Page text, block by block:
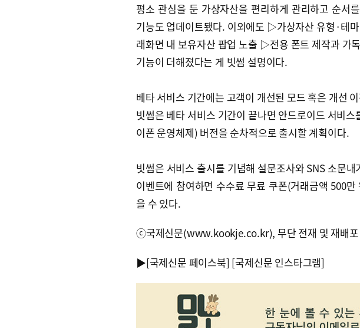
평소 관심을 둔 가상자산을 편리하게 관리하고 순서
기능도 업데이트됐다. 이외에도 ▷가상자산 유형·테
래화면 내 보유자산 팝업 노출 ▷전용 폰트 제작과 가
기능이 더해졌다는 게 빗썸 설명이다.
베타 서비스 기간에는 고객이 개선된 모드 혹은 개선
빗썸은 베타 서비스 기간이 끝나면 안드로이드 서비
이폰 운영체제) 버전을 순차적으로 출시할 계획이다.
빗썸은 서비스 출시를 기념해 설문조사와 SNS 소문
이벤트에 참여하면 수수료 무료 쿠폰(거래금액 500
을 수 있다.
ⓒ국제신문(www.kookje.co.kr), 무단 전재 및 재배포
▶[국제신문 페이스북] [국제신문 인스타그램]